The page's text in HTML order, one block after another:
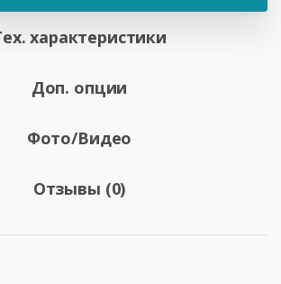
характеристики
Доп. опции
Фото/Видео
Отзывы (0)